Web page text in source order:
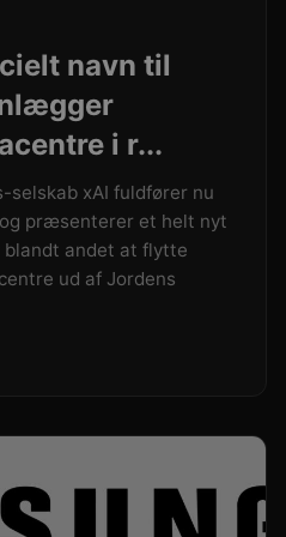
navn til
i r...
xAI fuldfører nu
præsenterer et helt nyt
blandt andet at flytte
ud af Jordens